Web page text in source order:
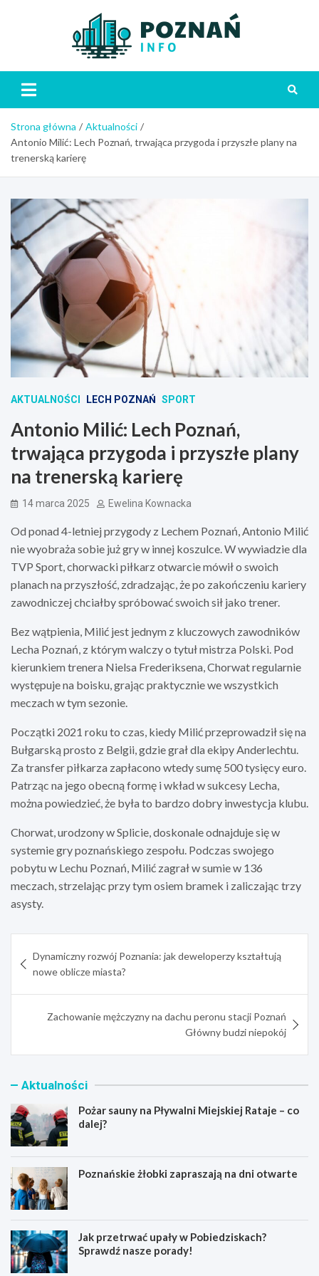
Strona główna
Aktualności
Antonio Milić: Lech Poznań, trwająca przygoda i przyszłe plany na
trenerską karierę
AKTUALNOŚCI LECH POZNAŃ SPORT
Antonio Milić: Lech Poznań,
trwająca przygoda i przyszłe plany
na trenerską karierę
14 marca 2025 Ewelina Kownacka
Od ponad 4-letniej przygody z Lechem Poznań, Antonio Milić
nie wyobraża sobie już gry w innej koszulce. W wywiadzie dla
TVP Sport, chorwacki piłkarz otwarcie mówił o swoich
planach na przyszłość, zdradzając, że po zakończeniu kariery
zawodniczej chciałby spróbować swoich sił jako trener.
Bez wątpienia, Milić jest jednym z kluczowych zawodników
Lecha Poznań, z którym walczy o tytuł mistrza Polski. Pod
kierunkiem trenera Nielsa Frederiksena, Chorwat regularnie
występuje na boisku, grając praktycznie we wszystkich
meczach w tym sezonie.
Początki 2021 roku to czas, kiedy Milić przeprowadził się na
Bułgarską prosto z Belgii, gdzie grał dla ekipy Anderlechtu.
Za transfer piłkarza zapłacono wtedy sumę 500 tysięcy euro.
Patrząc na jego obecną formę i wkład w sukcesy Lecha,
można powiedzieć, że była to bardzo dobry inwestycja klubu.
Chorwat, urodzony w Splicie, doskonale odnajduje się w
systemie gry poznańskiego zespołu. Podczas swojego
pobytu w Lechu Poznań, Milić zagrał w sumie w 136
meczach, strzelając przy tym osiem bramek i zaliczając trzy
asysty.
wpisu
Dynamiczny rozwój Poznania: jak deweloperzy kształtują
nowe oblicze miasta?
Zachowanie mężczyzny na dachu peronu stacji Poznań
Główny budzi niepokój
Aktualności
Pożar sauny na Pływalni Miejskiej Rataje – co
dalej?
Poznańskie żłobki zapraszają na dni otwarte
Jak przetrwać upały w Pobiedziskach?
Sprawdź nasze porady!